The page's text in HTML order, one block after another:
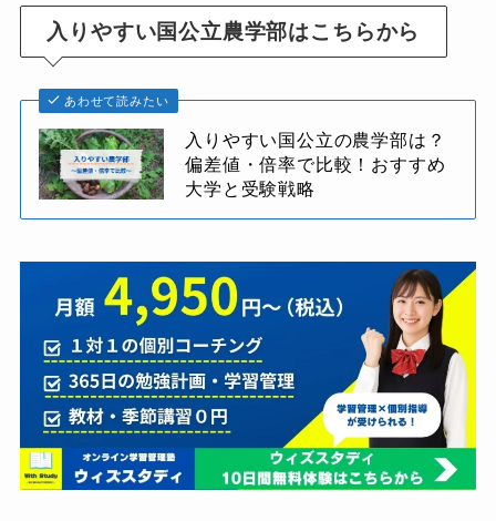
入りやすい国公立農学部はこちらから
あわせて読みたい
入りやすい国公立の農学部は？
偏差値・倍率で比較！おすすめ
大学と受験戦略